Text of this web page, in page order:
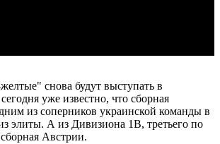
снова будут выступать в
уже известно, что сборная
из соперников украинской команды в
элиты. А из Дивизиона 1В, третьего по
Австрии.